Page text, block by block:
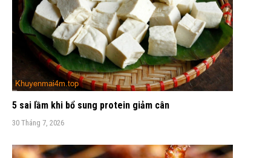
5 sai lầm khi bổ sung protein giảm cân
30 Tháng 7, 2026